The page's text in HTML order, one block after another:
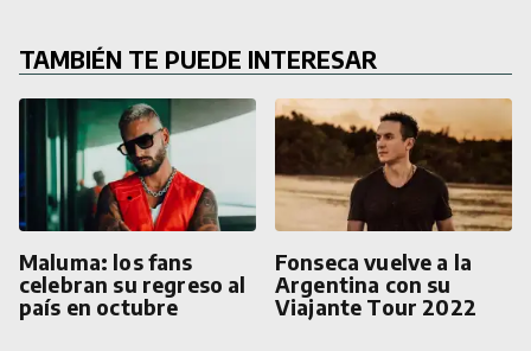
TAMBIÉN TE PUEDE INTERESAR
Maluma: los fans
celebran su regreso al
país en octubre
Fonseca vuelve a la
Argentina con su
Viajante Tour 2022